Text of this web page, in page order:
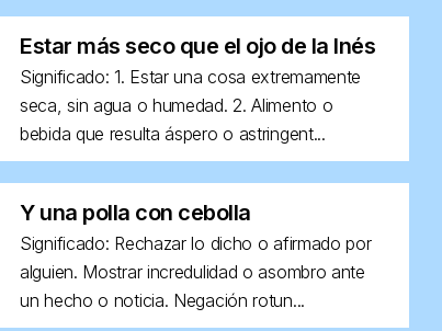
Estar más seco que el ojo de la Inés
Significado: 1. Estar una cosa extremamente
seca, sin agua o humedad. 2. Alimento o
bebida que resulta áspero o astringent...
Y una polla con cebolla
Significado: Rechazar lo dicho o afirmado por
alguien. Mostrar incredulidad o asombro ante
un hecho o noticia. Negación rotun...